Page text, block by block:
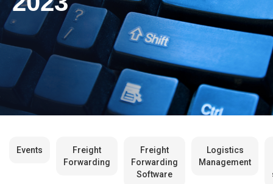
Events
Freight
Forwarding
Freight
Forwarding
Software
Logistics
Management